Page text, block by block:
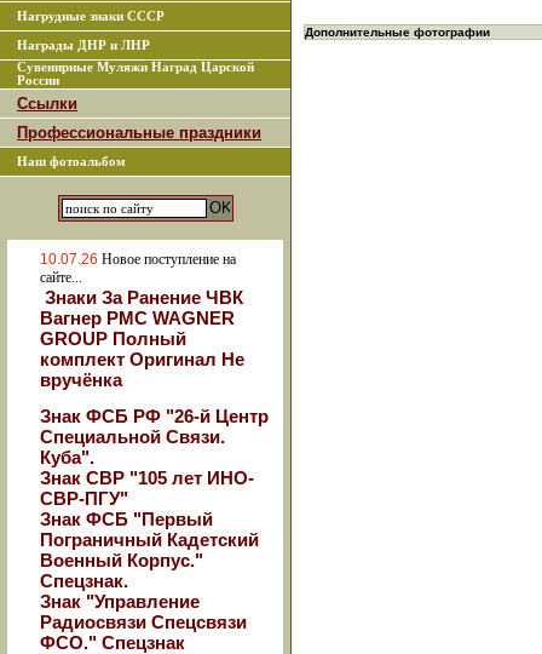
Нагрудные знаки СССР
Награды ДНР и ЛНР
Сувенирные Муляжи Наград Царской
России
Ссылки
Профессиональные праздники
Наш фотоальбом
10.07.26 Новое поступление на
сайте...
Знаки За Ранение ЧВК
Вагнер РМС WAGNER
GROUP Полный
комплект Оригинал Не
вручёнка
Знак ФСБ РФ "26-й Центр
Специальной Связи.
Куба".
Знак СВР "105 лет ИНО-
СВР-ПГУ"
Знак ФСБ "Первый
Пограничный Кадетский
Военный Корпус."
Спецзнак.
Знак "Управление
Радиосвязи Спецсвязи
ФСО." Спецзнак
Дополнительные фотографии